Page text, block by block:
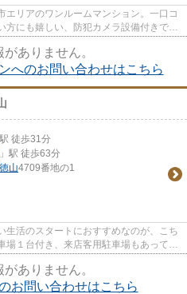
エリアのワンルームマンション。一口コ
方にも嬉しい、防犯カメラ設備付きで
ありません。
へのお問い合わせはこちら
駅 徒歩31分
」駅 徒歩63分
山4709番地の1
生活のスタートにおすすめなのが、こち
場１台付き、来店客用駐車場もあって便
ありません。
お問い合わせはこちら